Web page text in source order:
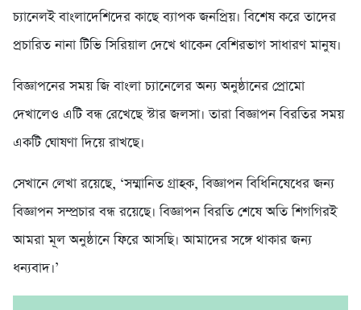
চ্যানেলই বাংলাদেশিদের কাছে ব্যাপক জনপ্রিয়। বিশেষ করে তাদের
প্রচারিত নানা টিভি সিরিয়াল দেখে থাকেন বেশিরভাগ সাধারণ মানুষ।
বিজ্ঞাপনের সময় জি বাংলা চ্যানেলের অন্য অনুষ্ঠানের প্রোমো
দেখালেও এটি বন্ধ রেখেছে স্টার জলসা। তারা বিজ্ঞাপন বিরতির সময়
একটি ঘোষণা দিয়ে রাখছে।
সেখানে লেখা রয়েছে, ‘সম্মানিত গ্রাহক, বিজ্ঞাপন বিধিনিষেধের জন্য
বিজ্ঞাপন সম্প্রচার বন্ধ রয়েছে। বিজ্ঞাপন বিরতি শেষে অতি শিগগিরই
আমরা মূল অনুষ্ঠানে ফিরে আসছি। আমাদের সঙ্গে থাকার জন্য
ধন্যবাদ।’